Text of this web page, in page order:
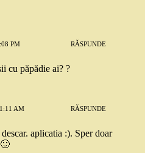
PM RĂSPUNDE
cu păpădie ai? ?
AM RĂSPUNDE
aplicatia :). Sper doar